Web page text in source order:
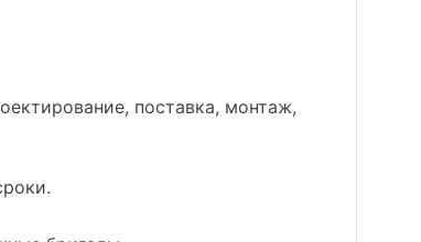
поставка, монтаж,